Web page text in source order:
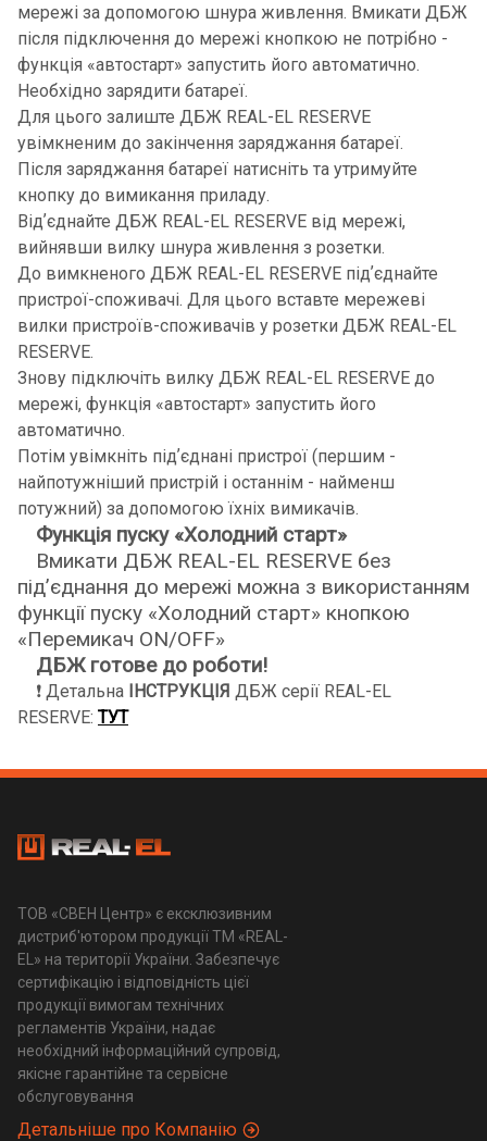
мережі за допомогою шнура живлення. Вмикати ДБЖ
після підключення до мережі кнопкою не потрібно -
функція «автостарт» запустить його автоматично.
Необхідно зарядити батареї.
Для цього залиште ДБЖ REAL-EL RESERVE
увімкненим до закінчення заряджання батареї.
Після заряджання батареї натисніть та утримуйте
кнопку до вимикання приладу.
Відʼєднайте ДБЖ REAL-EL RESERVE від мережі,
вийнявши вилку шнура живлення з розетки.
До вимкненого ДБЖ REAL-EL RESERVE підʼєднайте
пристрої-споживачі. Для цього вставте мережеві
вилки пристроїв-споживачів у розетки ДБЖ REAL-EL
RESERVE.
Знову підключіть вилку ДБЖ REAL-EL RESERVE до
мережі, функція «автостарт» запустить його
автоматично.
Потім увімкніть підʼєднані пристрої (першим -
найпотужніший пристрій і останнім - найменш
потужний) за допомогою їхніх вимикачів.
Функція пуску «Холодний старт»
Вмикати ДБЖ REAL-EL RESERVE без
підʼєднання до мережі можна з використанням
функції пуску «Холодний старт» кнопкою
«Перемикач ON/OFF»
ДБЖ готове до роботи!
❗ Детальна ІНСТРУКЦІЯ ДБЖ серії REAL-EL
RESERVE: ТУТ
ТОВ «СВЕН Центр» є ексклюзивним
дистриб'ютором продукції ТМ «REAL-
EL» на території України. Забезпечує
сертифікацію і відповідність цієї
продукції вимогам технічних
регламентів України, надає
необхідний інформаційний супровід,
якісне гарантійне та сервісне
обслуговування
Детальніше про Компанію